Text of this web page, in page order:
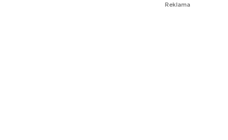
Reklama